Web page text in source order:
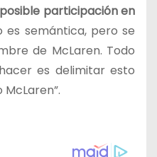
participación en
es semántica, pero se
de McLaren. Todo
es delimitar esto